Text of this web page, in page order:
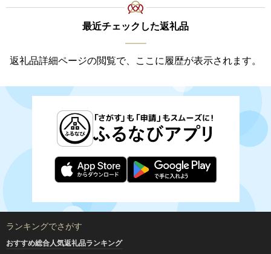
最近チェックした返礼品
返礼品詳細ページの閲覧で、ここに履歴が表示されます。
ランキングでさがす
おすすめ総合人気返礼品ランキング